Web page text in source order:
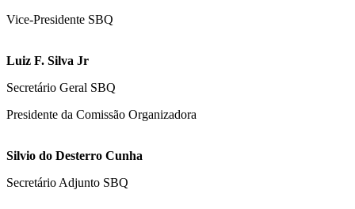
Vice-Presidente SBQ
Luiz F. Silva Jr
Secretário Geral SBQ
Presidente da Comissão Organizadora
Silvio do Desterro Cunha
Secretário Adjunto SBQ